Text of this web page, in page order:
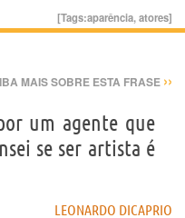
[Tags:aparência,atores]
MAIS SOBRE ESTA FRASE ››
um agente que
se ser artista é
LEONARDO DICAPRIO